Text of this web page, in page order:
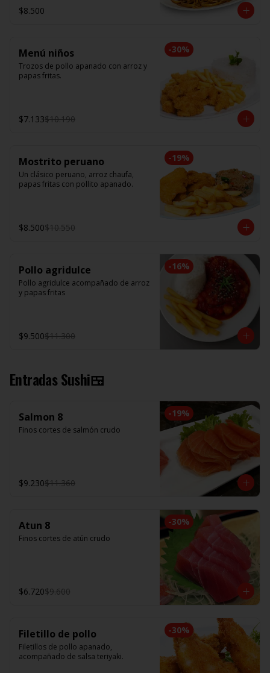
cebollín, tomate y cebolla morada.
$8.500
-30%
Menú niños
Trozos de pollo apanado con arroz y
papas fritas.
$7.133$10.190
-19%
Mostrito peruano
Un clásico peruano, arroz chaufa,
papas fritas con pollito apanado.
$8.500$10.550
-16%
Pollo agridulce
Pollo agridulce acompañado de arroz
y papas fritas
$9.500$11.300
Entradas Sushi🍱
-19%
Salmon 8
Finos cortes de salmón crudo
$9.230$11.360
-30%
Atun 8
Finos cortes de atún crudo
$6.720$9.600
-30%
Filetillo de pollo
Filetillos de pollo apanado,
acompañado de salsa teriyaki.